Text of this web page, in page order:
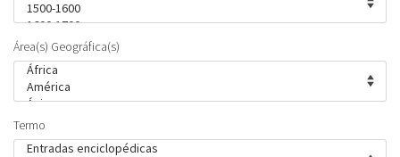
Área(s) Geográfica(s)
Termo